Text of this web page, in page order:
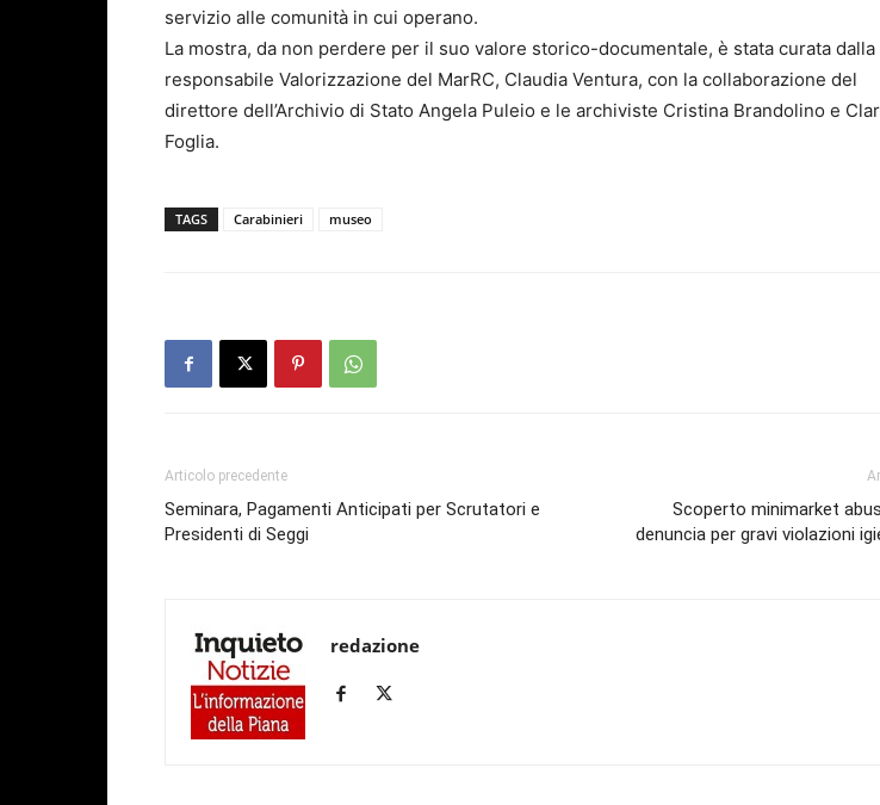
servizio alle comunità in cui operano.
La mostra, da non perdere per il suo valore storico-documentale, è stata curata dalla
responsabile Valorizzazione del MarRC, Claudia Ventura, con la collaborazione del
direttore dell’Archivio di Stato Angela Puleio e le archiviste Cristina Brandolino e
Foglia.
TAGS Carabinieri museo
Articolo precedente
Seminara, Pagamenti Anticipati per Scrutatori e
Presidenti di Seggi
Scoperto minimarket
denuncia per gravi violazioni
redazione